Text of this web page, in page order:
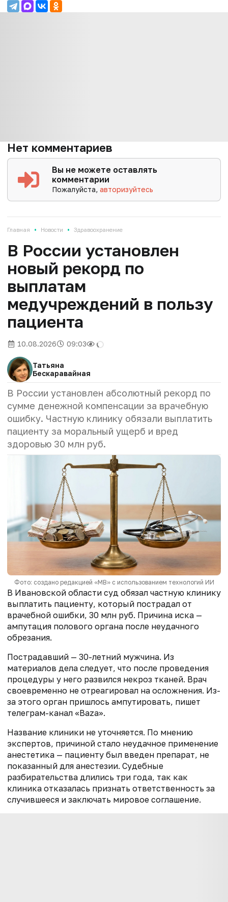
Нет комментариев
Вы не можете оставлять
комментарии
Пожалуйста,авторизуйтесь
Главная • Новости • Здравоохранение
В России установлен
новый рекорд по
выплатам
медучреждений в пользу
пациента
10.08.2026 09:03
Татьяна
Бескаравайная
В России установлен абсолютный рекорд по
сумме денежной компенсации за врачебную
ошибку. Частную клинику обязали выплатить
пациенту за моральный ущерб и вред
здоровью 30 млн руб.
Фото: создано редакцией «МВ» с использованием технологий ИИ
В Ивановской области суд обязал частную клинику
выплатить пациенту, который пострадал от
врачебной ошибки, 30 млн руб. Причина иска —
ампутация полового органа после неудачного
обрезания.
Пострадавший — 30-летний мужчина. Из
материалов дела следует, что после проведения
процедуры у него развился некроз тканей. Врач
своевременно не отреагировал на осложнения. Из-
за этого орган пришлось ампутировать, пишет
телеграм-канал «Baza».
Название клиники не уточняется. По мнению
экспертов, причиной стало неудачное применение
анестетика — пациенту был введен препарат, не
показанный для анестезии. Судебные
разбирательства длились три года, так как
клиника отказалась признать ответственность за
случившееся и заключать мировое соглашение.